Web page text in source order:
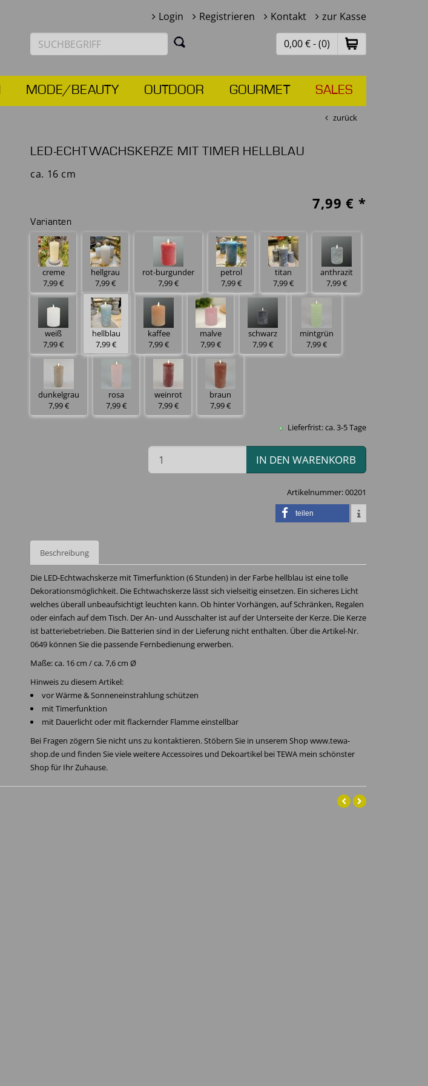
Login Registrieren Kontakt zur Kasse
0,00 € - (0)
MODE/BEAUTY OUTDOOR GOURMET SALES
zurück
LED-ECHTWACHSKERZE MIT TIMER HELLBLAU
ca. 16 cm
7,99 € *
Varianten
creme
7,99 €
hellgrau
7,99 €
rot-burgunder
7,99 €
petrol
7,99 €
titan
7,99 €
anthrazit
7,99 €
weiß
7,99 €
hellblau
7,99 €
kaffee
7,99 €
malve
7,99 €
schwarz
7,99 €
mintgrün
7,99 €
dunkelgrau
7,99 €
rosa
7,99 €
weinrot
7,99 €
braun
7,99 €
Lieferfrist: ca. 3-5 Tage
IN DEN WARENKORB
Artikelnummer:00201
teilen
Beschreibung
Die LED-Echtwachskerze mit Timerfunktion (6 Stunden) in der Farbe hellblau ist eine tolle
Dekorationsmöglichkeit. Die Echtwachskerze lässt sich vielseitig einsetzen. Ein sicheres Licht
welches überall unbeaufsichtigt leuchten kann. Ob hinter Vorhängen, auf Schränken, Regalen
oder einfach auf dem Tisch. Der An- und Ausschalter ist auf der Unterseite der Kerze. Die Kerze
ist batteriebetrieben. Die Batterien sind in der Lieferung nicht enthalten. Über die Artikel-Nr.
0649 können Sie die passende Fernbedienung erwerben.
Maße: ca. 16 cm / ca. 7,6 cm Ø
Hinweis zu diesem Artikel:
vor Wärme & Sonneneinstrahlung schützen
mit Timerfunktion
mit Dauerlicht oder mit flackernder Flamme einstellbar
Bei Fragen zögern Sie nicht uns zu kontaktieren. Stöbern Sie in unserem Shop www.tewa-
shop.de und finden Sie viele weitere Accessoires und Dekoartikel bei TEWA mein schönster
Shop für Ihr Zuhause.